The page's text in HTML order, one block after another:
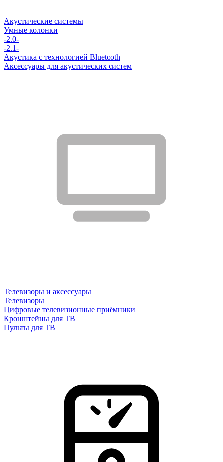
Акустические системы
Умные колонки
-2.0-
-2.1-
Акустика с технологией Bluetooth
Аксессуары для акустических систем
Телевизоры и аксессуары
Телевизоры
Цифровые телевизионные приёмники
Кронштейны для ТВ
Пульты для ТВ